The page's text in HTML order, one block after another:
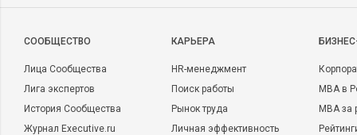
CООБЩЕСТВО
Лица Сообщества
Лига экспертов
История Сообщества
Журнал Executive.ru
КАРЬЕРА
HR-менеджмент
Поиск работы
Рынок труда
Личная эффективность
MBA в
MBA